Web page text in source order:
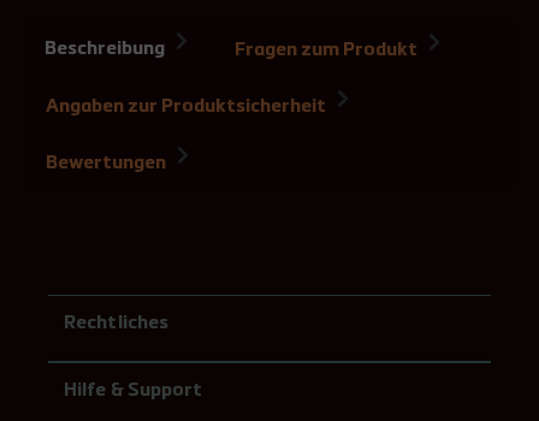
Beschreibung Fragen zum Produkt
Angaben zur Produktsicherheit
Bewertungen
Rechtliches
Hilfe & Support